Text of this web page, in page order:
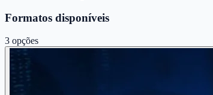
Formatos disponíveis
3 opções